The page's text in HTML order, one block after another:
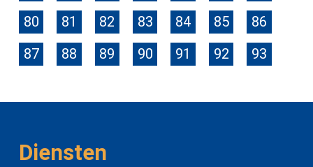
80
81 82 83 84 85
86
87
88 89 90 91 92 93
Diensten